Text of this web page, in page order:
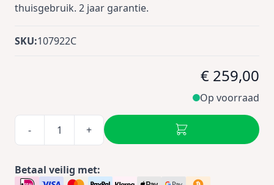
thuisgebruik. 2 jaar garantie.
SKU:107922C
€ 259,00
Op voorraad
- +
Betaal veilig met: